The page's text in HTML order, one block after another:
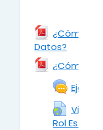
¿Cómo
Datos?
¿Cómo
Rol